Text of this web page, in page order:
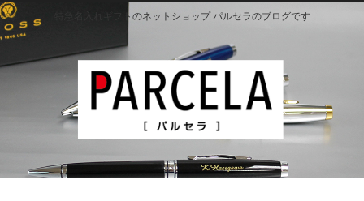
特急名入れギフトのネットショップ パルセラのブログです